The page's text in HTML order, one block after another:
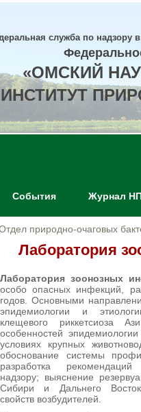
служба по надзору
«ОМСКИЙ
ИНСТИТУТ
События Журнал
природно-очаговых
Лаборатория
Лаборатория зоонозных
особо опасных инфекций,
годов. Основными
эпидемиологии и
клещевого риккетсиоза
особенностей
условиях крупных
обоснование системы
разработка
надзору; выяснение
Сибири и Дальнего
свойств возбудителей.